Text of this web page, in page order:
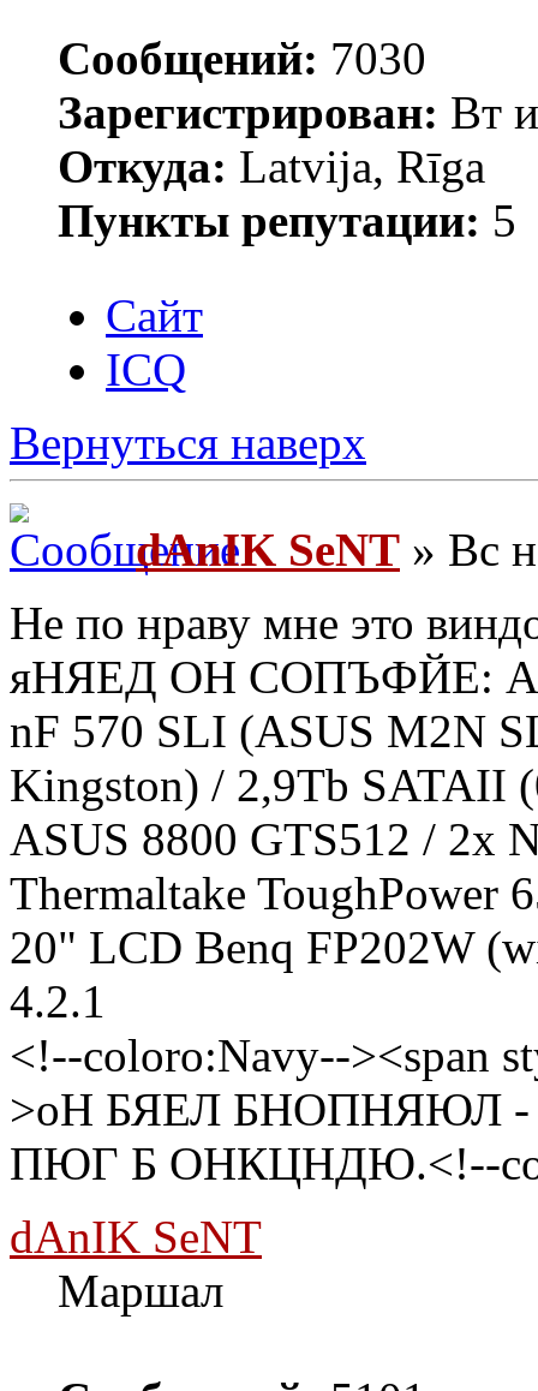
Сообщений: 7030
Зарегистрирован: Вт
Откуда: Latvija, Rīga
Пункты репутации: 5
Сайт
ICQ
Вернуться наверх
dAnIK SeNT » Вс
Не по нраву мне это
яНЯЕД ОН СОПЪФЙЕ:
nF 570 SLI (ASUS M2N
Kingston) / 2,9Tb SATAII
ASUS 8800 GTS512 / 2x
Thermaltake ToughPower
20" LCD Benq FP202W
4.2.1
<!--coloro:Navy--><span
>оН БЯЕЛ БНОПНЯЮЛ -
ПЮГ Б ОНКЦНДЮ.<!--
dAnIK SeNT
Маршал